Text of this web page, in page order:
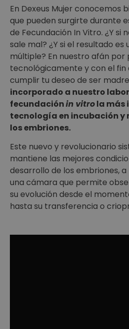
En Dexeus Mujer conocemos
que pueden surgirte durante
de Fecundación In Vitro. ¿Y si
sale mal? ¿Y si el resultado es
múltiple? En nuestro afán
tecnológicamente y con el fin
cumplir tu deseo de ser
incorporado a nuestro
fecundaciónin vitrola más
tecnología en incubación
los embriones.
Este nuevo y revolucionario
mantiene las mejores
desarrollo de los embriones,
una cámara que permite
su evolución desde el
hasta su transferencia o